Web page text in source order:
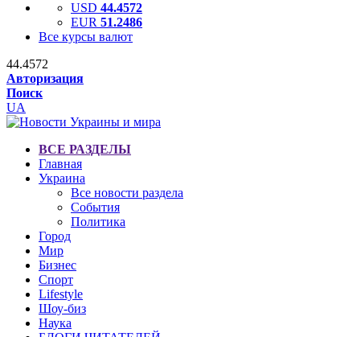
USD 44.4572
EUR 51.2486
Все курсы валют
44.4572
Авторизация
Поиск
UA
ВСЕ РАЗДЕЛЫ
Главная
Украина
Все новости раздела
События
Политика
Город
Мир
Бизнес
Спорт
Lifestyle
Шоу-биз
Наука